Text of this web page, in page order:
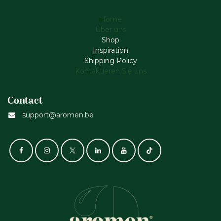
Home
Über uns
Shop
Inspiration
Shipping Policy
Kontaktieren Sie uns
Contact
support@aromen.be